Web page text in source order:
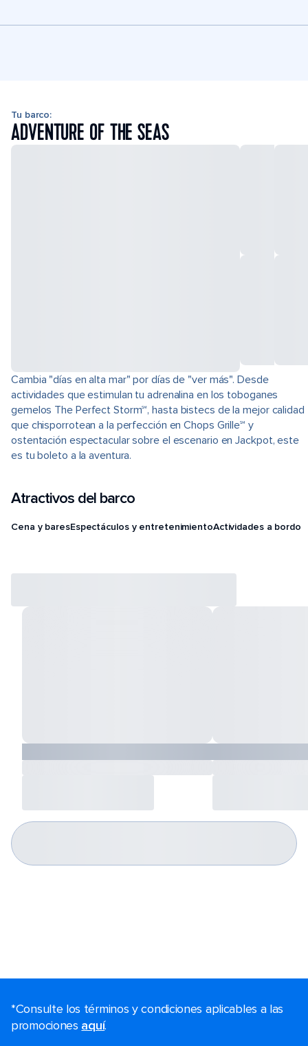
Tu barco:
ADVENTURE OF THE SEAS
Cambia "días en alta mar" por días de "ver más". Desde
actividades que estimulan tu adrenalina en los toboganes
gemelos The Perfect Storm℠, hasta bistecs de la mejor calidad
que chisporrotean a la perfección en Chops Grille℠ y
ostentación espectacular sobre el escenario en Jackpot, este
es tu boleto a la aventura.
Atractivos del barco
Cena y baresEspectáculos y entretenimientoActividades a bordo
*Consulte los términos y condiciones aplicables a las
promociones aquí.